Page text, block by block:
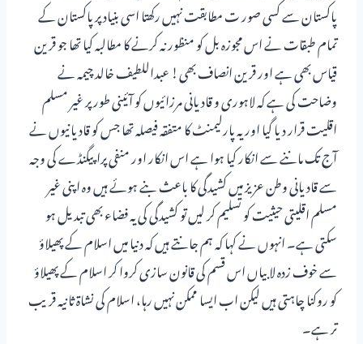
پاکستان سے کسی صور ت مطابقت نہیں رکھتا اسی بنیاد پر پاکستان کے
تمام طبقات نے اس مجوزہ بل کو منظور نہ کرنے کا مطالبہ کیا تھا جو قرین
قیاس بھی ہے اور قرین انصاف بھی! عبداللطیف خالد چیمہ نے
وضاحت کی ہے کہ لاہوری و قادیانی مرزائیوں کو آئینی طور پر غیر مسلم
اقلیت قرار دیا گیا اور یہ پارلیمنٹ کا متفقہ فیصلہ تھا جس کو قادیانیوں نے
آج تک ماننے سے انکار کیا ہوا ہے اس انکار اور منفی پراپیگنڈے کی وجہ
سے قادیانی وطن عزیز میں کشیدگی کا باعث بنے ہوئے ہیں وہ اپنی غیر
مسلم اقلیتی حیثیت کو تسلیم کر لیں تو کشیدگی کی یہ فضاء بھی تبدیل ہو
سکتی ہے۔ انہوں نے کہا کہ ہم جانتے ہیں کہ دنیا میں اسلام کے پھیلاؤ
سے خوف زدہ لابیاں اس قسم کی قانون سازی کروا کر اسلام کے پھیلاؤ
کو روکنا چاہتی ہیں لیکن اب ایسا ممکن نہیں رہا، اسلام کی نشاۃ ثانیہ قریب
تر ہے۔